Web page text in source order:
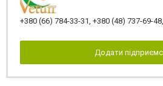
+380 (66) 784-33-31, +380 (48) 737-69-48,
Додати